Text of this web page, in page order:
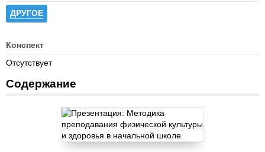
ДРУГОЕ
Конспект
Отсутствует
Содержание